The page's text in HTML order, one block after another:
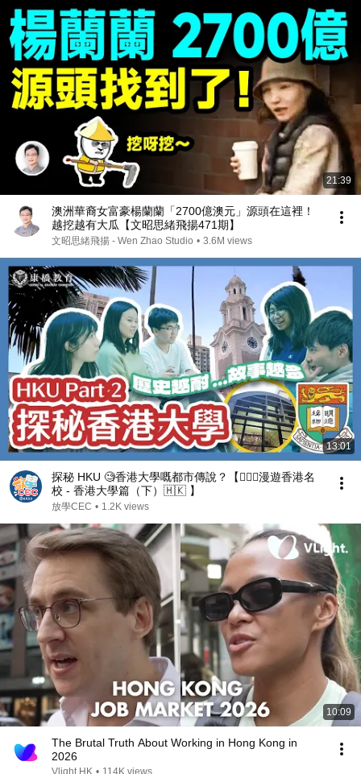
21:39
澳洲華裔女富豪楊蘭蘭「2700億澳元」源頭在這裡！
越挖越有大瓜【文昭思緒飛揚471期】
文昭思緒飛揚 - Wen Zhao Studio • 3.6M views
13:01
探秘 HKU 🧐香港大學嘅都市傳說？【🚶🏻‍♂️漫遊香港名
校 - 香港大學篇（下）🇭🇰 】
放學CEC • 1.2K views
10:09
The Brutal Truth About Working in Hong Kong in
2026
Vlight HK • 114K views